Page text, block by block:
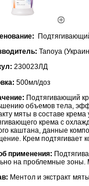
Tanoya
230023ЛД
500мл/доз
Подтягивающий
объемов тела,
мяты в составе
крема с
каштана, данные
Крем подтягивает
применения:
на проблемные зоны.
Ментол и экстракт